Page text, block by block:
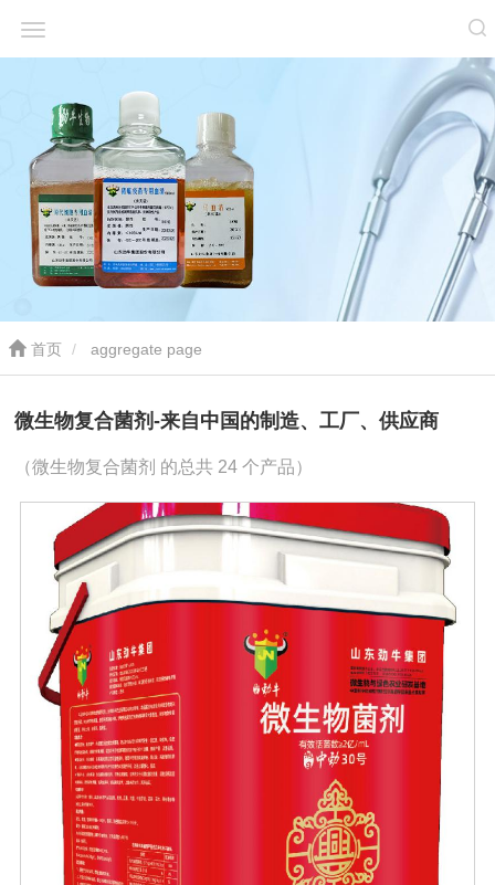
首页 aggregate page
微生物复合菌剂-来自中国的制造、工厂、供应商
（微生物复合菌剂 的总共 24 个产品）